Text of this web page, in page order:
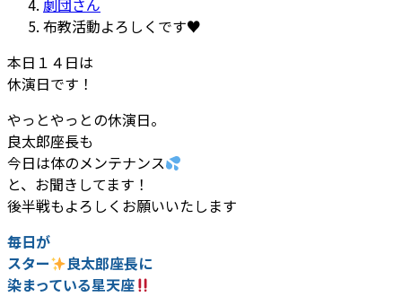
劇団さん
布教活動よろしくです♥️
本日１４日は
休演日です！
やっとやっとの休演日。
良太郎座長も
今日は体のメンテナンス
と、お聞きしてます！
後半戦もよろしくお願いいたします
毎日が
スター
良太郎座長に
染まっている星天座